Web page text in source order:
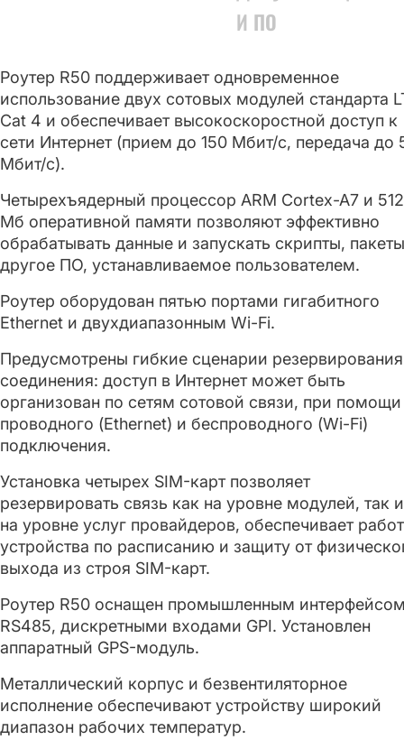
И ПО
Роутер R50 поддерживает одновременное
использование двух сотовых модулей стандарта
Cat 4 и обеспечивает высокоскоростной доступ к
сети Интернет (прием до 150 Мбит/с, передача до
Мбит/с).
Четырехъядерный процессор ARM Cortex-A7 и 512
Мб оперативной памяти позволяют эффективно
обрабатывать данные и запускать скрипты,
другое ПО, устанавливаемое пользователем.
Роутер оборудован пятью портами гигабитного
Ethernet и двухдиапазонным Wi-Fi.
Предусмотрены гибкие сценарии резервирования
соединения: доступ в Интернет может быть
организован по сетям сотовой связи, при помощи
проводного (Ethernet) и беспроводного (Wi-Fi)
подключения.
Установка четырех SIM-карт позволяет
резервировать связь как на уровне модулей, так и
на уровне услуг провайдеров, обеспечивает
устройства по расписанию и защиту от
выхода из строя SIM-карт.
Роутер R50 оснащен промышленным
RS485, дискретными входами GPI. Установлен
аппаратный GPS-модуль.
Металлический корпус и безвентиляторное
исполнение обеспечивают устройству широкий
диапазон рабочих температур.